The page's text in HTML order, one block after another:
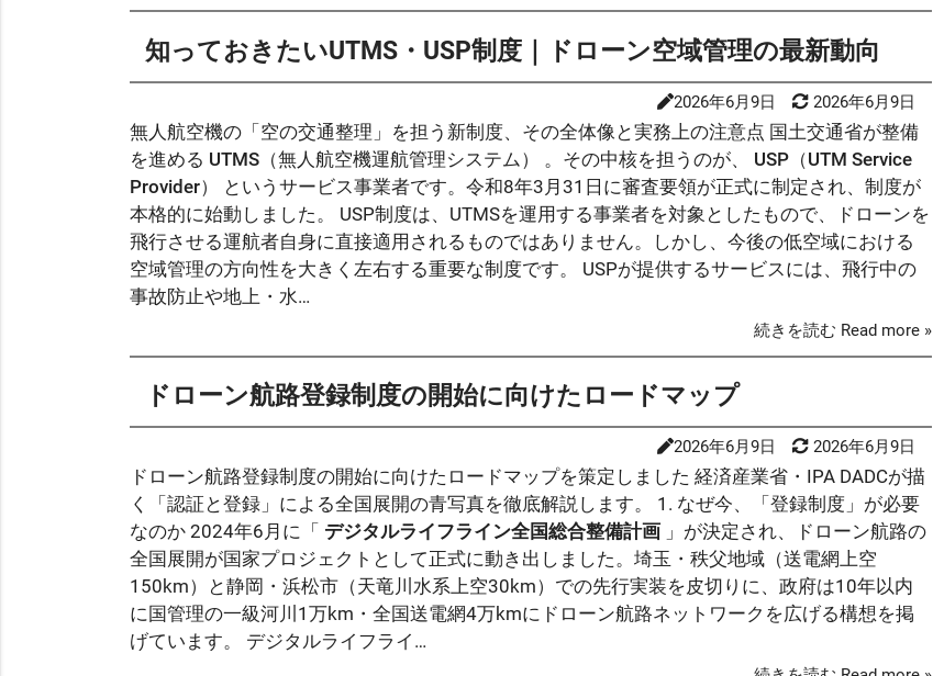
知っておきたいUTMS・USP制度｜ドローン空域管理の最新動向
2026年6月9日 2026年6月9日
無人航空機の「空の交通整理」を担う新制度、その全体像と実務上の注意点 国土交通省が整備
を進める UTMS（無人航空機運航管理システム） 。その中核を担うのが、
USP（UTM Service
Provider）
というサービス事業者です。令和8年3月31日に審査要領が正式に制定され、制度が
本格的に始動しました。 USP制度は、UTMSを運用する事業者を対象としたもので、ドローンを
飛行させる運航者自身に直接適用されるものではありません。しかし、今後の低空域における
空域管理の方向性を大きく左右する重要な制度です。 USPが提供するサービスには、飛行中の
事故防止や地上・水…
続きを読む Read more »
ドローン航路登録制度の開始に向けたロードマップ
2026年6月9日 2026年6月9日
ドローン航路登録制度の開始に向けたロードマップを策定しました 経済産業省・IPA DADCが描
く「認証と登録」による全国展開の青写真を徹底解説します。 1. なぜ今、「登録制度」が必要
なのか 2024年6月に「 デジタルライフライン全国総合整備計画」が決定され、ドローン航路の
全国展開が国家プロジェクトとして正式に動き出しました。埼玉・秩父地域（送電網上空
150km）と静岡・浜松市（天竜川水系上空30km）での先行実装を皮切りに、政府は10年以内
に国管理の一級河川1万km・全国送電網4万kmにドローン航路ネットワークを広げる構想を掲
げています。 デジタルライフライ…